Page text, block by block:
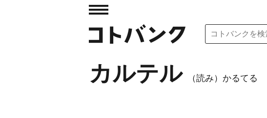
カルテル （読み）かるてる